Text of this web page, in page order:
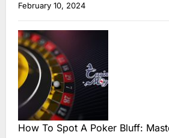
February 10, 2024
How To Spot A Poker Bluff: